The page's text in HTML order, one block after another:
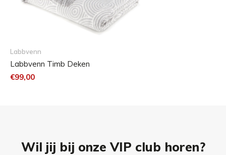
Intensief gebruik kan leiden tot ruwheid en bobbeling
(pilling) van het oppervlak. Dit proces kan niet worden
Labbvenn
Labbvenn Timb Deken
€99,00
Wil jij bij onze VIP club horen?